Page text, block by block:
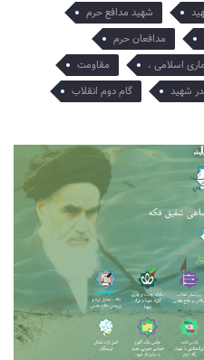
شهید مدافع حرم
مدافعان حرم
اسلامی ،
مقاومت
شهید گام دوم انقلاب